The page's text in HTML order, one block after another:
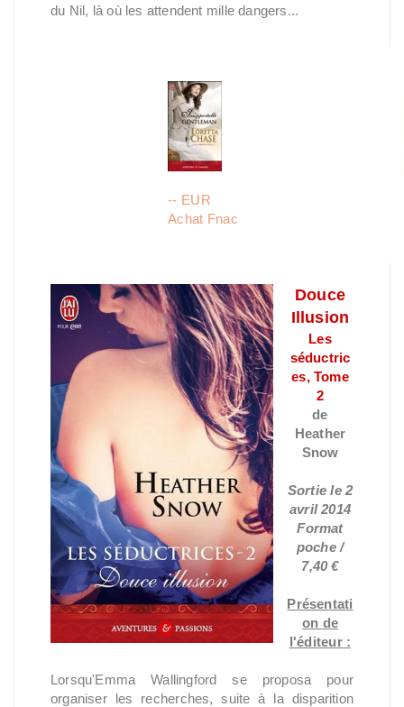
du Nil, là où les attendent mille dangers...
-- EUR
Achat Fnac
Douce
Illusion
Les
séductric
es, Tome
2
de
Heather
Snow
Sortie le 2
avril 2014
Format
poche /
7,40 €
Présentati
on de
l'éditeur :
Lorsqu'Emma Wallingford se proposa pour
organiser les recherches, suite à la disparition